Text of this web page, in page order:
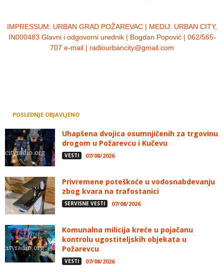
IMPRESSUM: URBAN GRAD POŽAREVAC | MEDIJ: URBAN CITY,
IN000483 Glavni i odgovorni urednik | Bogdan Popović | 062/565-
707 e-mail | radiourbancity@gmail.com
POSLEDNJE OBJAVLJENO
Uhapšena dvojica osumnjičenih za trgovinu
drogom u Požarevcu i Kučevu
VESTI 07/08/2026
Privremene poteškoće u vodosnabdevanju
zbog kvara na trafostanici
SERVISNE VESTI 07/08/2026
Komunalna milicija kreće u pojačanu
kontrolu ugostiteljskih objekata u
Požarevcu
VESTI 07/08/2026